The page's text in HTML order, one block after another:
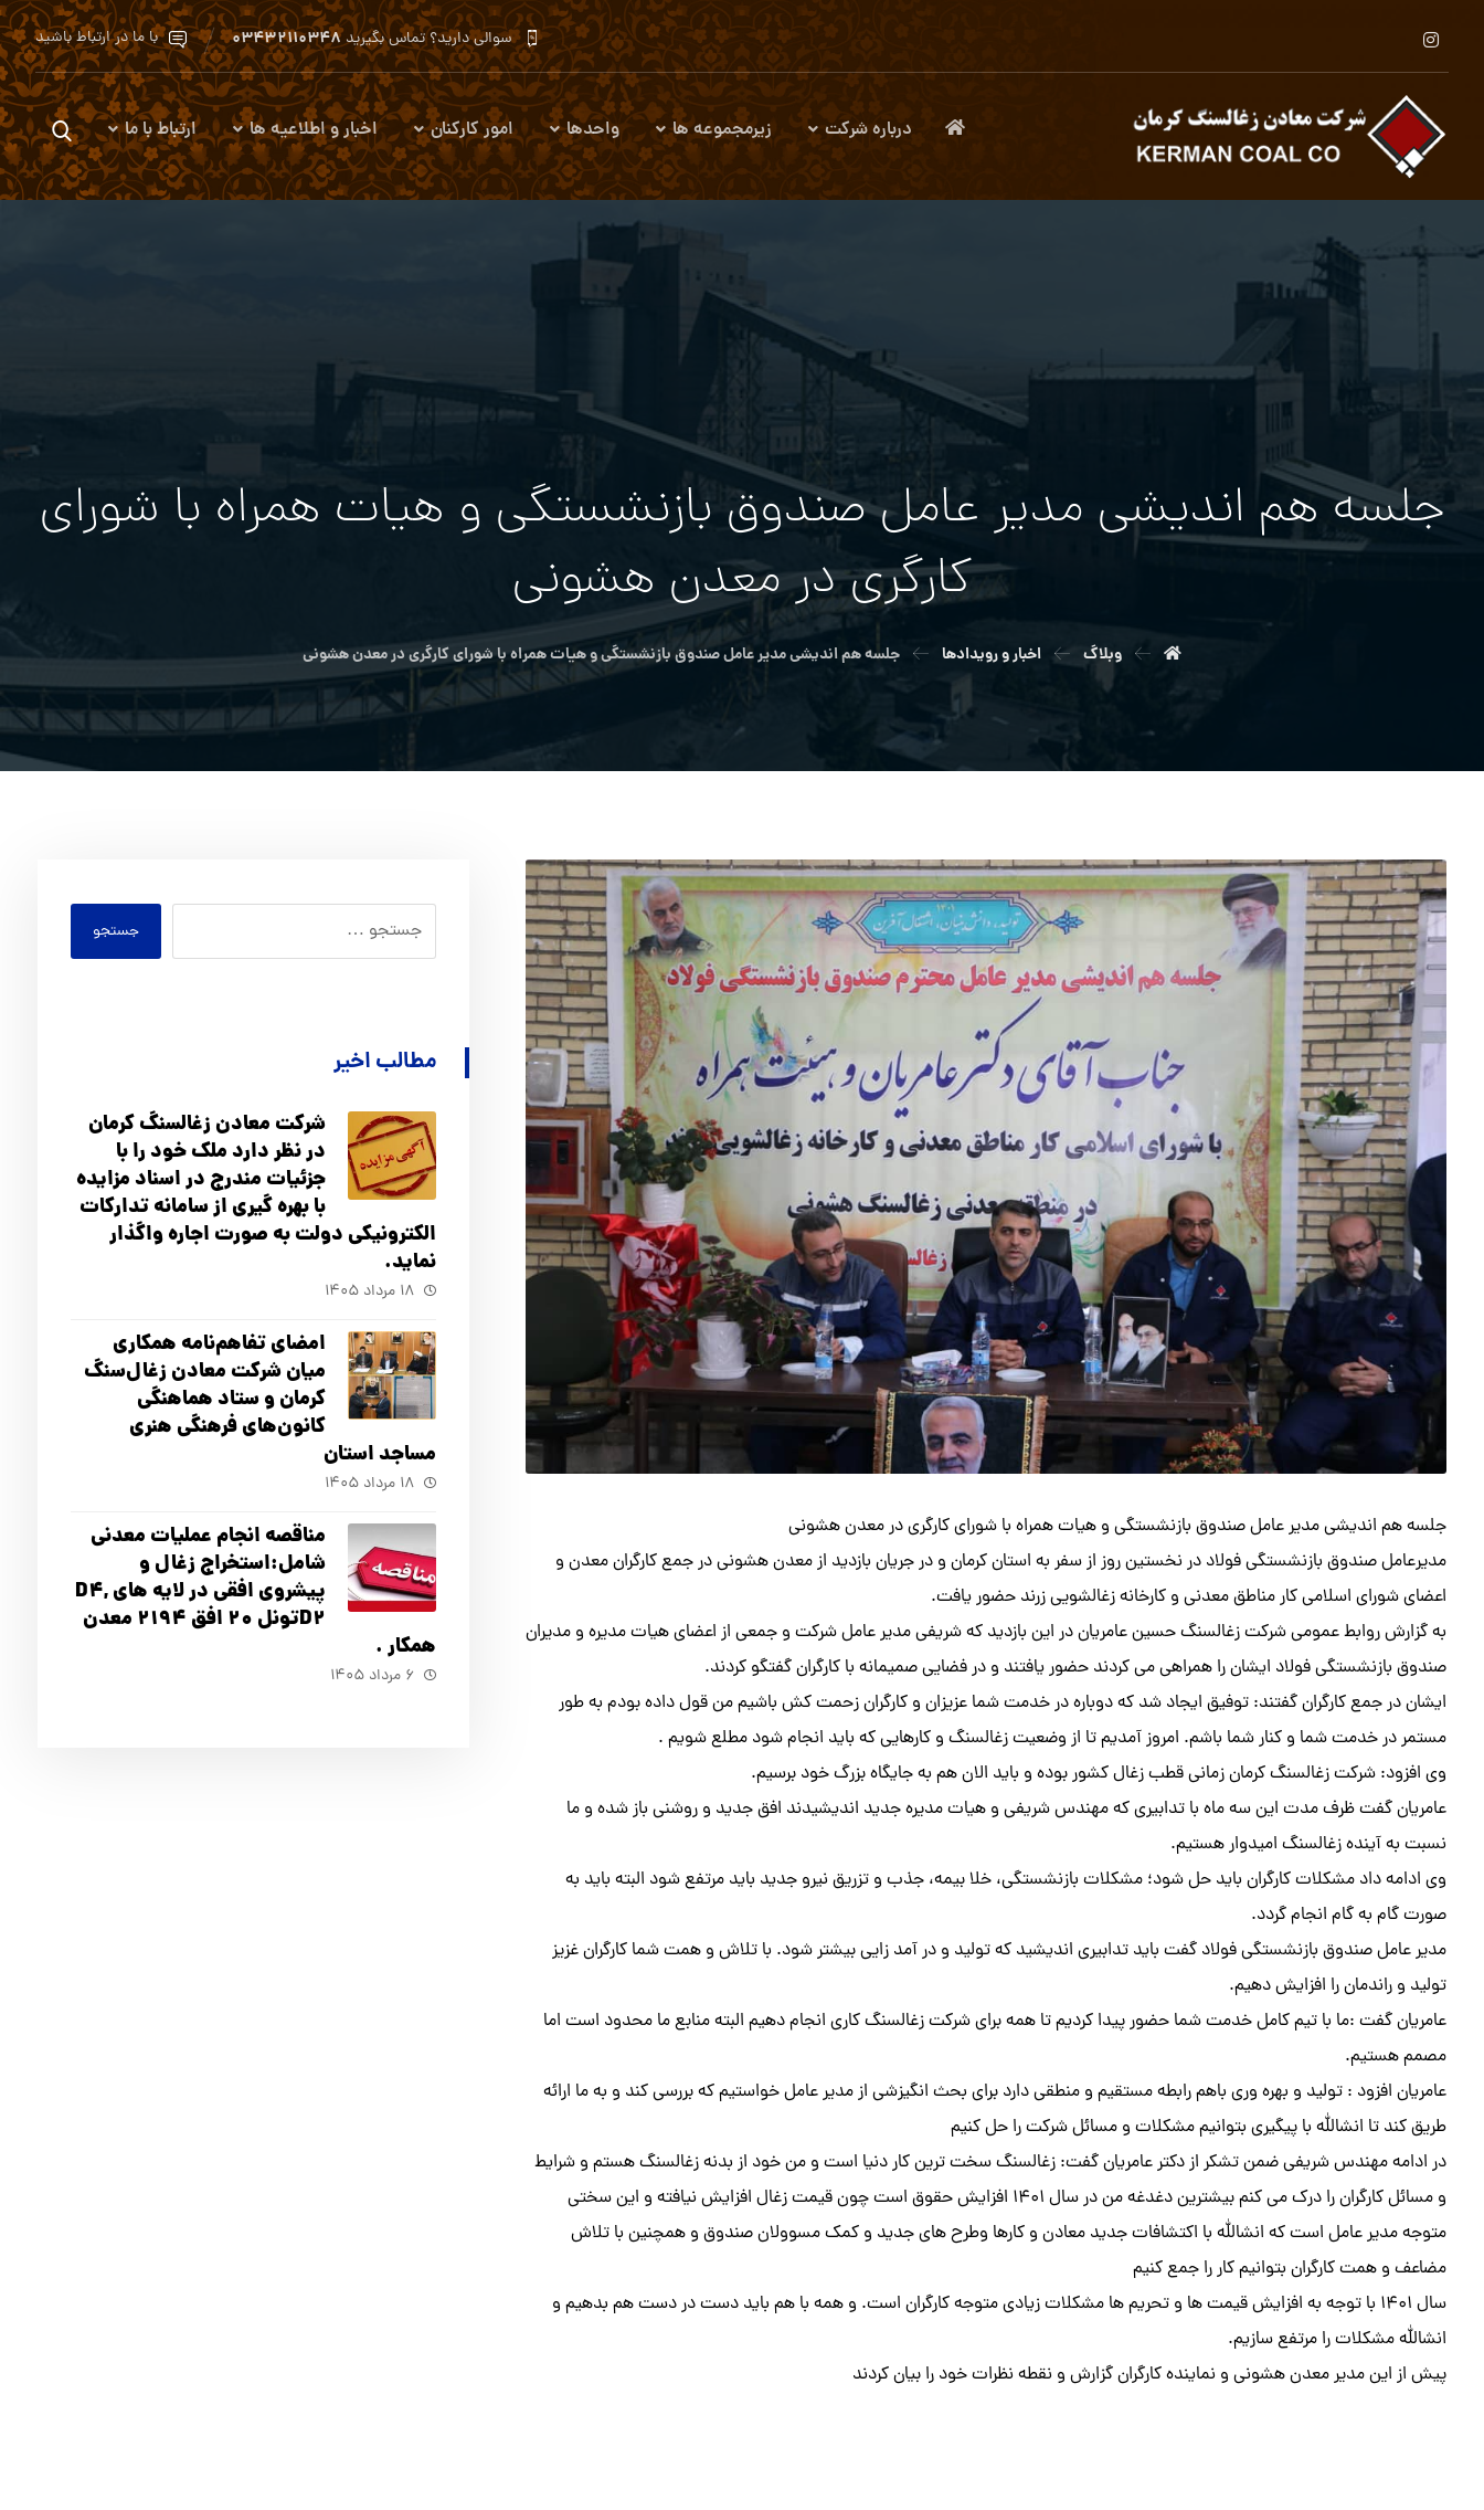
با ما در ارتباط باشید سوالی دارید؟ تماس بگیرید۰۳۴۳۲۱۱۰۳۴۸
درباره شرکت زیرمجموعه ها واحدها امور کارکنان اخبار و اطلاعیه ها ارتباط با ما
جلسه هم اندیشی مدیر عامل صندوق بازنشستگی و هیات همراه با شورای
کارگری در معدن هشونی
وبلاگ اخبار و رویدادها جلسه هم اندیشی مدیر عامل صندوق بازنشستگی و هیات همراه با شورای کارگری در معدن هشونی
جلسه هم اندیشی مدیر عامل صندوق بازنشستگی و هیات همراه با شورای کارگری در معدن هشونی
مدیرعامل صندوق بازنشستگی فولاد در نخستین روز از سفر به استان کرمان و در جریان بازدید از معدن هشونی در جمع کارگران معدن و
اعضای شورای اسلامی کار مناطق معدنی و کارخانه زغالشویی زرند حضور یافت.
به گزارش روابط عمومی شرکت زغالسنگ حسین عامریان در این بازدید که شریفی مدیر عامل شرکت و جمعی از اعضای هیات مدیره و مدیران
صندوق بازنشستگی فولاد ایشان را همراهی می کردند حضور یافتند و در فضایی صمیمانه با کارگران گفتگو کردند.
ایشان در جمع کارگران گفتند: توفیق ایجاد شد که دوباره در خدمت شما عزیزان و کارگران زحمت کش باشیم من قول داده بودم به طور
مستمر در خدمت شما و کنار شما باشم. امروز آمدیم تا از وضعیت زغالسنگ و کارهایی که باید انجام شود مطلع شویم .
وی افزود: شرکت زغالسنگ کرمان زمانی قطب زغال کشور بوده و باید الان هم به جایگاه بزرگ خود برسیم.
عامریان گفت ظرف مدت این سه ماه با تدابیری که مهندس شریفی و هیات مدیره جدید اندیشیدند افق جدید و روشنی باز شده و ما
نسبت به آینده زغالسنگ امیدوار هستیم.
وی ادامه داد مشکلات کارگران باید حل شود؛ مشکلات بازنشستگی، خلا بیمه، جذب و تزریق نیرو جدید باید مرتفع شود البته باید به
صورت گام به گام انجام گردد.
مدیر عامل صندوق بازنشستگی فولاد گفت باید تدابیری اندیشید که تولید و در آمد زایی بیشتر شود. با تلاش و همت شما کارگران غزیز
تولید و راندمان را افزایش دهیم.
عامریان گفت :ما با تیم کامل خدمت شما حضور پیدا کردیم تا همه برای شرکت زغالسنگ کاری انجام دهیم البته منابع ما محدود است اما
مصمم هستیم.
عامریان افزود : تولید و بهره وری باهم رابطه مستقیم و منطقی دارد برای بحث انگیزشی از مدیر عامل خواستیم که بررسی کند و به ما ارائه
طریق کند تا انشالله با پیگیری بتوانیم مشکلات و مسائل شرکت را حل کنیم
در ادامه مهندس شریفی ضمن تشکر از دکتر عامریان گفت: زغالسنگ سخت ترین کار دنیا است و من خود از بدنه زغالسنگ هستم و شرایط
و مسائل کارگران را درک می کنم بیشترین دغدغه من در سال ۱۴۰۱ افزایش حقوق است چون قیمت زغال افزایش نیافته و این سختی
متوجه مدیر عامل است که انشالله با اکتشافات جدید معادن و کارها وطرح های جدید و کمک مسوولان صندوق و همچنین با تلاش
مضاعف و همت کارگران بتوانیم کار را جمع کنیم
سال ۱۴۰۱ با توجه به افزایش قیمت ها و تحریم ها مشکلات زیادی متوجه کارگران است. و همه با هم باید دست در دست هم بدهیم و
انشالله مشکلات را مرتفع سازیم.
پیش از این مدیر معدن هشونی و نماینده کارگران گزارش و نقطه نظرات خود را بیان کردند
جستجو
مطالب اخیر
شرکت معادن زغالسنگ کرمان
در نظر دارد ملک خود را با
جزئیات مندرج در اسناد مزایده
با بهره گیری از سامانه تدارکات
الکترونیکی دولت به صورت اجاره واگذار
نماید.
۱۸ مرداد ۱۴۰۵
امضای تفاهم‌نامه همکاری
میان شرکت معادن زغال‌سنگ
کرمان و ستاد هماهنگی
کانون‌های فرهنگی هنری
مساجد استان
۱۸ مرداد ۱۴۰۵
مناقصه انجام عملیات معدنی
شامل:استخراج زغال و
پیشروی افقی در لایه های D4,
D2تونل 20 افق 2194 معدن
همکار .
۶ مرداد ۱۴۰۵